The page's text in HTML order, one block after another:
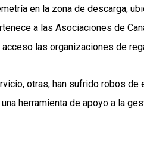
en la zona de descarga,
a las Asociaciones de
las organizaciones de
otras, han sufrido robos de
herramienta de apoyo a la